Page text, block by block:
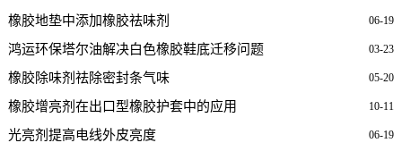
06-19
橡胶地垫中添加橡胶祛味剂
03-23
鸿运环保塔尔油解决白色橡胶鞋底迁移问题
05-20
橡胶除味剂祛除密封条气味
10-11
橡胶增亮剂在出口型橡胶护套中的应用
06-19
光亮剂提高电线外皮亮度